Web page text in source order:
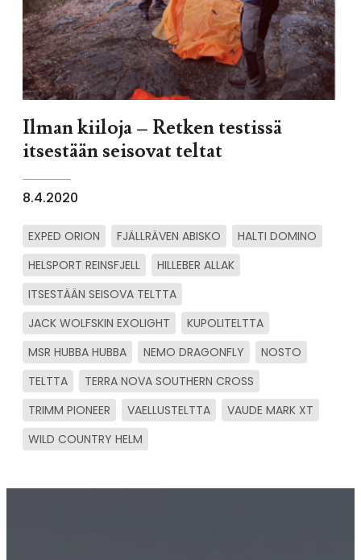
Ilman kiiloja – Retken testissä
itsestään seisovat teltat
8.4.2020
EXPED ORION FJÄLLRÄVEN ABISKO
HALTI DOMINO
HELSPORT REINSFJELL
HILLEBER ALLAK
ITSESTÄÄN SEISOVA TELTTA
JACK WOLFSKIN EXOLIGHT
KUPOLITELTTA
MSR HUBBA HUBBA
NEMO DRAGONFLY
NOSTO
TELTTA
TERRA NOVA SOUTHERN CROSS
TRIMM PIONEER
VAELLUSTELTTA
VAUDE MARK XT
WILD COUNTRY HELM